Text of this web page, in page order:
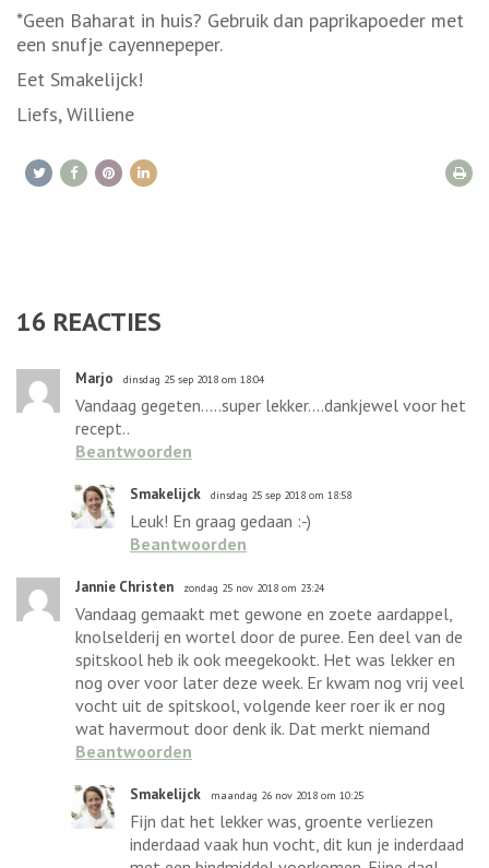
*Geen Baharat in huis? Gebruik dan paprikapoeder met
een snufje cayennepeper.
Eet Smakelijck!
Liefs, Williene
16 REACTIES
Marjo dinsdag 25 sep 2018 om 18:04
Vandaag gegeten.....super lekker....dankjewel voor het
recept..
Beantwoorden
Smakelijck dinsdag 25 sep 2018 om 18:58
Leuk! En graag gedaan :-)
Beantwoorden
Jannie Christen zondag 25 nov 2018 om 23:24
Vandaag gemaakt met gewone en zoete aardappel,
knolselderij en wortel door de puree. Een deel van de
spitskool heb ik ook meegekookt. Het was lekker en
nog over voor later deze week. Er kwam nog vrij veel
vocht uit de spitskool, volgende keer roer ik er nog
wat havermout door denk ik. Dat merkt niemand
Beantwoorden
Smakelijck maandag 26 nov 2018 om 10:25
Fijn dat het lekker was, groente verliezen
inderdaad vaak hun vocht, dit kun je inderdaad